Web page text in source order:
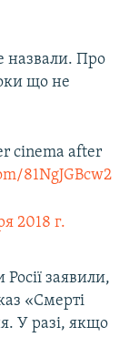
назвали. Про
що не
cinema after
81NgJGBcw2
2018 г.
заявили,
«Смерті
У разі, якщо